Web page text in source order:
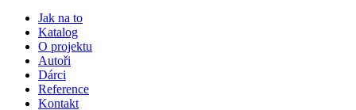
Jak na to
Katalog
O projektu
Autoři
Dárci
Reference
Kontakt